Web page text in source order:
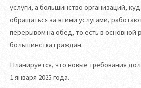
услуги, а большинство организаций,
обращаться за этими услугами,
перерывом на обед, то есть в основной
большинства граждан.
Планируется, что новые требования
1 января 2025 года.